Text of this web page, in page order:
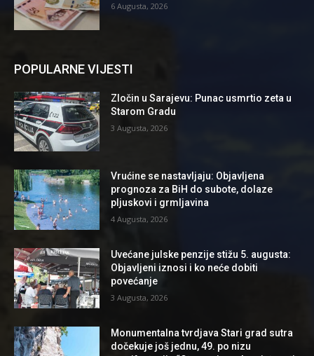
6 Augusta, 2026
POPULARNE VIJESTI
Zločin u Sarajevu: Punac usmrtio zeta u
Starom Gradu
3 Augusta, 2026
Vrućine se nastavljaju: Objavljena
prognoza za BiH do subote, dolaze
pljuskovi i grmljavina
4 Augusta, 2026
Uvećane julske penzije stižu 5. augusta:
Objavljeni iznosi i ko neće dobiti
povećanje
3 Augusta, 2026
Monumentalna tvrdjava Stari grad sutra
dočekuje još jednu, 49. po nizu